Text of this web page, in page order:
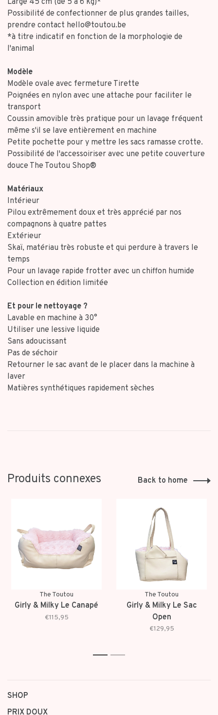
Large 45 cm (de 5 à 6 kg)*
Possibilité de confectionner de plus grandes tailles,
prendre contact hello@toutou.be
*à titre indicatif en fonction de la morphologie de
l'animal
Modèle
Modèle ovale avec fermeture Tirette
Poignées en nylon avec une attache pour faciliter le
transport
Coussin amovible très pratique pour un lavage fréquent
même s'il se lave entièrement en machine
Petite pochette pour y mettre les sacs ramasse crotte.
Possibilité de l'accessoiriser avec une petite couverture
douce The Toutou Shop®
Matériaux
Intérieur
Pilou extrêmement doux et très apprécié par nos
compagnons à quatre pattes
Extérieur
Skaï, matériau très robuste et qui perdure à travers le
temps
Pour un lavage rapide frotter avec un chiffon humide
Collection en édition limitée
Et pour le nettoyage ?
Lavable en machine à 30°
Utiliser une lessive liquide
Sans adoucissant
Pas de séchoir
Retourner le sac avant de le placer dans la machine à
laver
Matières synthétiques rapidement sèches
Produits connexes Back to home
The Toutou
Girly & Milky Le Canapé
€115,95
The Toutou
Girly & Milky Le Sac
Open
€129,95
1 2
SHOP
PRIX DOUX